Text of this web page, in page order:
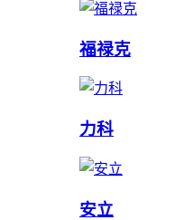
福禄克
力科
安立